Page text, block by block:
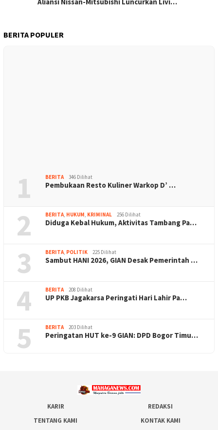
BERITA POPULER
1 BERITA 346 Dilihat
Pembukaan Resto Kuliner Warkop D’ …
2 BERITA HUKUM KRIMINAL 256 Dilihat
Diduga Kebal Hukum, Aktivitas Tambang Pa…
3 BERITA POLITIK 225 Dilihat
Sambut HANI 2026, GIAN Desak Pemerintah …
4 BERITA 208 Dilihat
UP PKB Jagakarsa Peringati Hari Lahir Pa…
5 BERITA 203 Dilihat
Peringatan HUT ke-9 GIAN: DPD Bogor Timu…
KARIR
REDAKSI
TENTANG KAMI
KONTAK KAMI